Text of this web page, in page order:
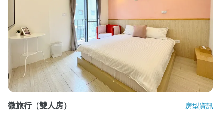
微旅行（雙人房） 房型資訊